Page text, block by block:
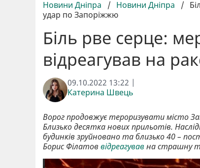
Новини Дніпра / Новини Дніпра /
удар по Запоріжжю
Біль рве серце:
відреагував на
09.10.2022 13:22 |
Катерина Швець
Ворог продовжує тероризувати місто
Близько десятка нових прильотів.
будинків зруйновано та близько 40 –
Борис Філатоввідреагувавна страшну